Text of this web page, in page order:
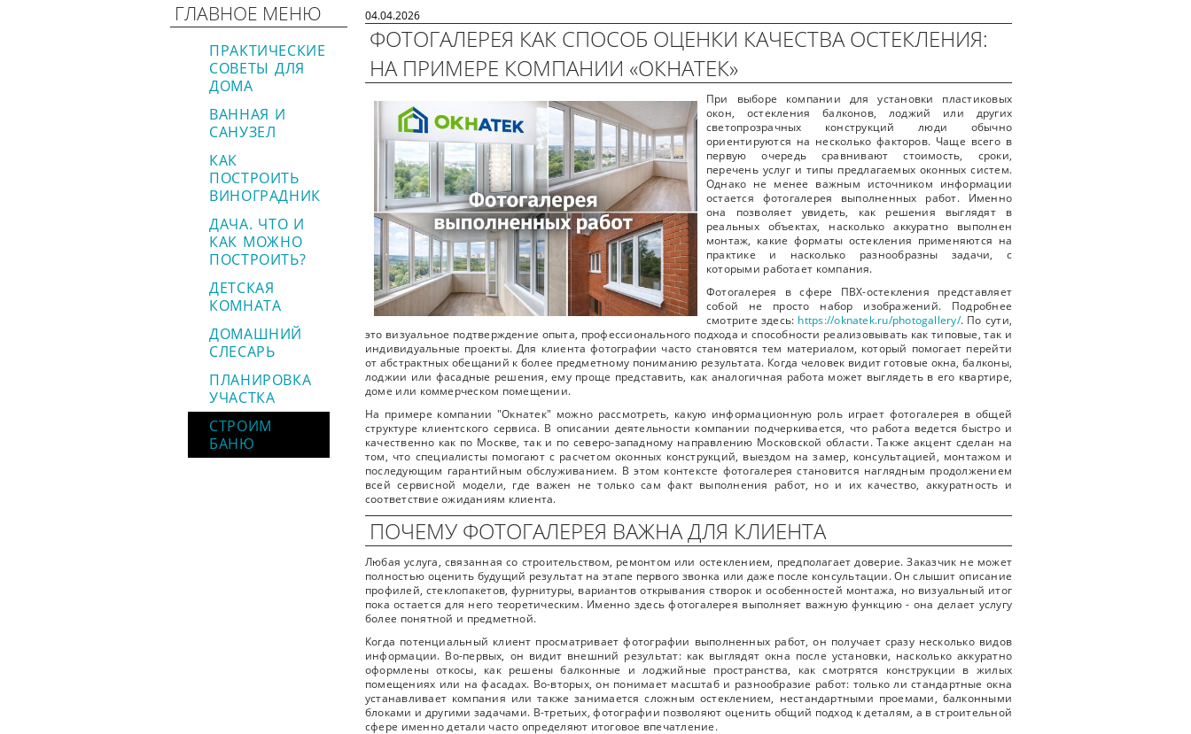
ГЛАВНОЕ МЕНЮ
ПРАКТИЧЕСКИЕ
СОВЕТЫ ДЛЯ
ДОМА
ВАННАЯ И
САНУЗЕЛ
КАК
ПОСТРОИТЬ
ВИНОГРАДНИК
ДАЧА. ЧТО И
КАК МОЖНО
ПОСТРОИТЬ?
ДЕТСКАЯ
КОМНАТА
ДОМАШНИЙ
СЛЕСАРЬ
ПЛАНИРОВКА
УЧАСТКА
СТРОИМ
БАНЮ
04.04.2026
ФОТОГАЛЕРЕЯ КАК СПОСОБ ОЦЕНКИ КАЧЕСТВА ОСТЕКЛЕНИЯ:
НА ПРИМЕРЕ КОМПАНИИ «ОКНАТЕК»
При выборе компании для установки пластиковых
окон, остекления балконов, лоджий или других
светопрозрачных конструкций люди обычно
ориентируются на несколько факторов. Чаще всего в
первую очередь сравнивают стоимость, сроки,
перечень услуг и типы предлагаемых оконных систем.
Однако не менее важным источником информации
остается фотогалерея выполненных работ. Именно
она позволяет увидеть, как решения выглядят в
реальных объектах, насколько аккуратно выполнен
монтаж, какие форматы остекления применяются на
практике и насколько разнообразны задачи, с
которыми работает компания.
Фотогалерея в сфере ПВХ-остекления представляет
собой не просто набор изображений. Подробнее
смотрите здесь: https://oknatek.ru/photogallery/. По сути,
это визуальное подтверждение опыта, профессионального подхода и способности реализовывать как типовые, так и
индивидуальные проекты. Для клиента фотографии часто становятся тем материалом, который помогает перейти
от абстрактных обещаний к более предметному пониманию результата. Когда человек видит готовые окна, балконы,
лоджии или фасадные решения, ему проще представить, как аналогичная работа может выглядеть в его квартире,
доме или коммерческом помещении.
На примере компании "Окнатек" можно рассмотреть, какую информационную роль играет фотогалерея в общей
структуре клиентского сервиса. В описании деятельности компании подчеркивается, что работа ведется быстро и
качественно как по Москве, так и по северо-западному направлению Московской области. Также акцент сделан на
том, что специалисты помогают с расчетом оконных конструкций, выездом на замер, консультацией, монтажом и
последующим гарантийным обслуживанием. В этом контексте фотогалерея становится наглядным продолжением
всей сервисной модели, где важен не только сам факт выполнения работ, но и их качество, аккуратность и
соответствие ожиданиям клиента.
ПОЧЕМУ ФОТОГАЛЕРЕЯ ВАЖНА ДЛЯ КЛИЕНТА
Любая услуга, связанная со строительством, ремонтом или остеклением, предполагает доверие. Заказчик не может
полностью оценить будущий результат на этапе первого звонка или даже после консультации. Он слышит описание
профилей, стеклопакетов, фурнитуры, вариантов открывания створок и особенностей монтажа, но визуальный итог
пока остается для него теоретическим. Именно здесь фотогалерея выполняет важную функцию - она делает услугу
более понятной и предметной.
Когда потенциальный клиент просматривает фотографии выполненных работ, он получает сразу несколько видов
информации. Во-первых, он видит внешний результат: как выглядят окна после установки, насколько аккуратно
оформлены откосы, как решены балконные и лоджийные пространства, как смотрятся конструкции в жилых
помещениях или на фасадах. Во-вторых, он понимает масштаб и разнообразие работ: только ли стандартные окна
устанавливает компания или также занимается сложным остеклением, нестандартными проемами, балконными
блоками и другими задачами. В-третьих, фотографии позволяют оценить общий подход к деталям, а в строительной
сфере именно детали часто определяют итоговое впечатление.